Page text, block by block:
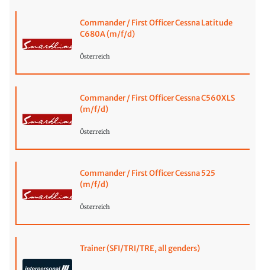
Commander / First Officer Cessna Latitude
C680A (m/f/d)
Österreich
Commander / First Officer Cessna C560XLS
(m/f/d)
Österreich
Commander / First Officer Cessna 525
(m/f/d)
Österreich
Trainer (SFI/TRI/TRE, all genders)